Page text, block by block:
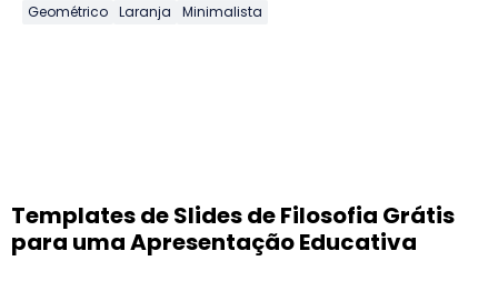
Geométrico Laranja Minimalista
Templates de Slides de Filosofia Grátis
para uma Apresentação Educativa